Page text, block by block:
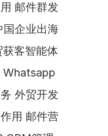
邮件群发
国企业出海
客智能体
Whatsapp
外贸开发
用 邮件营